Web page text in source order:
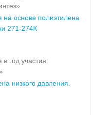
на основе полиэтилена
271-274К
год участия:
низкого давления.